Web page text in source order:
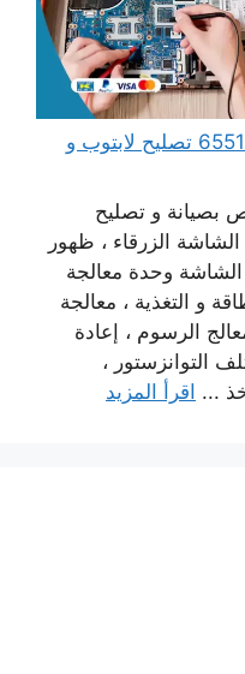
مهندس كمبيوتر الصليبية 65511033 تصليح لابتوب و
بصيانة و تصليح
الزرقاء ، ظهور
وحدة معالجة
و التغذية ، معالجة
الرسوم ، إعادة
التوانزستور ،
... اقرأ المزيد